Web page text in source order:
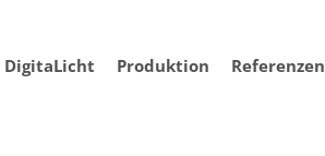
DigitaLicht Produktion Referenzen